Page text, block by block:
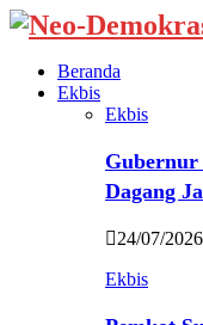
Beranda
Ekbis
Ekbis
Dagang
24/07/2026
Ekbis